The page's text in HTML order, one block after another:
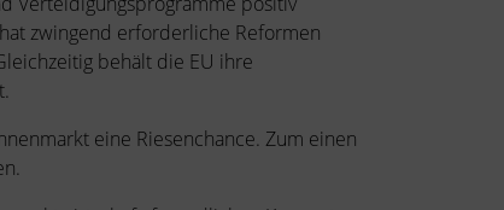
zwingend erforderliche Reformen
behält die EU ihre
eine Riesenchance. Zum einen